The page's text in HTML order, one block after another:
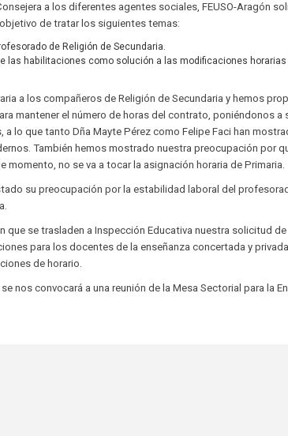
a los diferentes agentes sociales, FEUSO-Aragón
de tratar los siguientes temas:
de Religión de Secundaria.
las habilitaciones como solución a las modificaciones horarias
a los compañeros de Religión de Secundaria y hemos
mantener el número de horas del contrato, poniéndonos a
lo que tanto Dña Mayte Pérez como Felipe Faci han
También hemos mostrado nuestra preocupación por
momento, no se va a tocar la asignación horaria de Primaria.
su preocupación por la estabilidad laboral del
que se trasladen a Inspección Educativa nuestra solicitud de
para los docentes de la enseñanza concertada y
de horario.
nos convocará a una reunión de la Mesa Sectorial para la